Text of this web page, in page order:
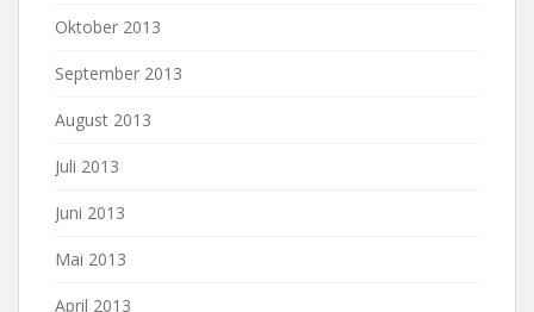
Oktober 2013
September 2013
August 2013
Juli 2013
Juni 2013
Mai 2013
April 2013